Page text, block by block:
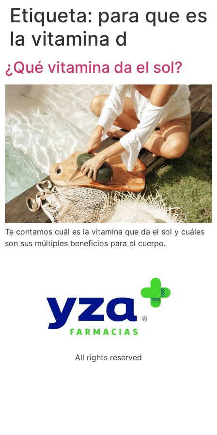
Etiqueta: para que es
la vitamina d
¿Qué vitamina da el sol?
Te contamos cuál es la vitamina que da el sol y cuáles
son sus múltiples beneficios para el cuerpo.
All rights reserved